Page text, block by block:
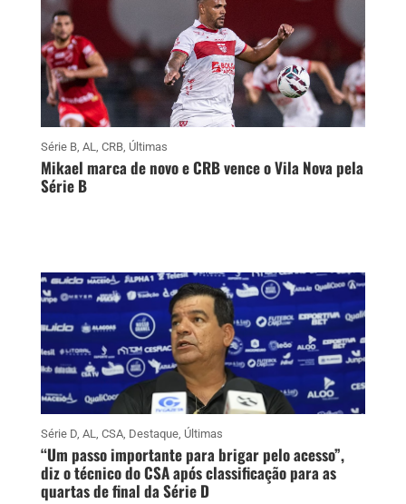
Série B, AL, CRB, Últimas
Mikael marca de novo e CRB vence o Vila Nova pela
Série B
Série D, AL, CSA, Destaque, Últimas
“Um passo importante para brigar pelo acesso”,
diz o técnico do CSA após classificação para as
quartas de final da Série D